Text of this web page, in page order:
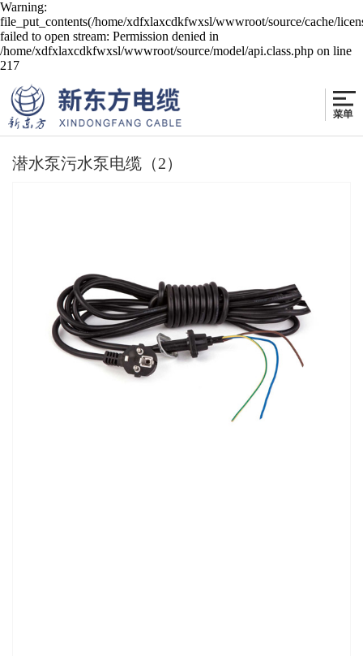
Warning:
file_put_contents(/home/xdfxlaxcdkfwxsl/wwwroot/source/cache/
failed to open stream: Permission denied in
/home/xdfxlaxcdkfwxsl/wwwroot/source/model/api.class.php on line
217
潜水泵污水泵电缆（2）